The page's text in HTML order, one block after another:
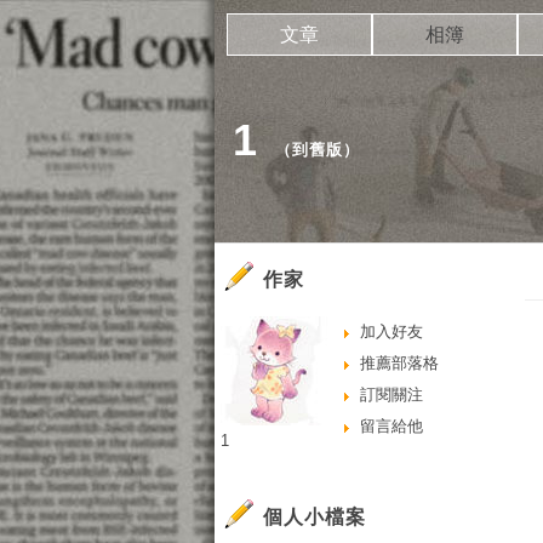
1 （到舊版 ）
文章 相簿
作家
加入好友
推薦部落格
訂閱關注
留言給他
1
個人小檔案